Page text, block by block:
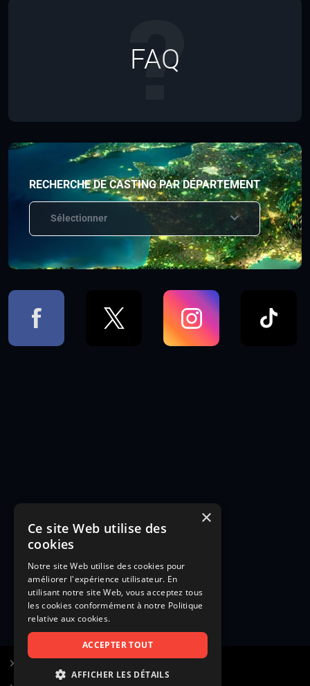
FAQ
RECHERCHE DE CASTING PAR DÉPARTEMENT
Sélectionner
×
Ce site Web utilise des
cookies
Notre site Web utilise des cookies pour
améliorer l'expérience utilisateur. En
utilisant notre site Web, vous acceptez tous
les cookies conformément à notre Politique
relative aux cookies.
ACCEPTER TOUT
AFFICHER LES DÉTAILS